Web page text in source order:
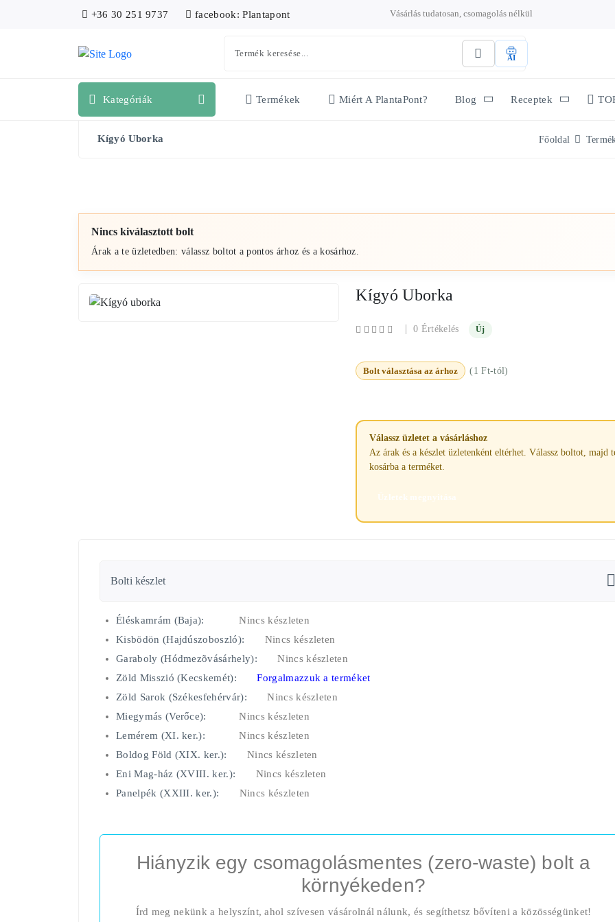
+36 30 251 9737 facebook: Plantapont Vásárlás tudatosan, csomagolás nélkül
AI
Kategóriák Termékek Miért A PlantaPont? Blog Receptek
Kígyó Uborka Főoldal
Nincs kiválasztott bolt
Árak a te üzletedben: válassz boltot a pontos árhoz és a kosárhoz.
Kígyó Uborka
|0 Értékelés Új
Bolt választása az árhoz (1 Ft-tól)
Válassz üzletet a vásárláshoz
Az árak és a készlet üzletenként eltérhet. Válassz boltot, majd
kosárba a terméket.
Üzletek megnyitása
Bolti készlet
Éléskamrám (Baja):
Nincs készleten
Kisbödön (Hajdúszoboszló):
Nincs készleten
Garaboly (Hódmezõvásárhely):
Nincs készleten
Zöld Misszió (Kecskemét):
Forgalmazzuk a terméket
Zöld Sarok (Székesfehérvár):
Nincs készleten
Miegymás (Verőce):
Nincs készleten
Lemérem (XI. ker.):
Nincs készleten
Boldog Föld (XIX. ker.):
Nincs készleten
Eni Mag-ház (XVIII. ker.):
Nincs készleten
Panelpék (XXIII. ker.):
Nincs készleten
Hiányzik egy csomagolásmentes (zero-waste) bolt a
környékeden?
Írd meg nekünk a helyszínt, ahol szívesen vásárolnál nálunk, és segíthetsz bővíteni a közösségünket!